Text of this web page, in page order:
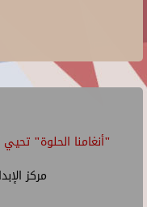
"أنغامنا الحلوة"
مركز